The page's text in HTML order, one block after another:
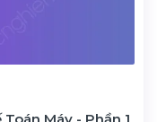
Máy - Phần 1